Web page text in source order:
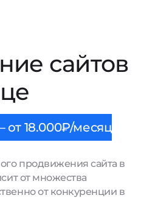
сайтов
от 18.000₽/месяц
продвижения сайта в
от множества
от конкуренции в